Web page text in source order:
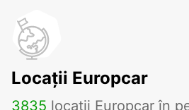
Locații Europcar
3835 locații Europcar în